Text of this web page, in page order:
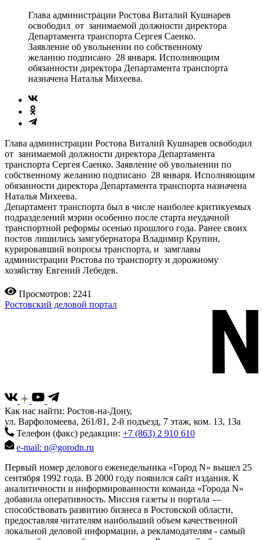
Глава администрации Ростова Виталий Кушнарев
освободил от занимаемой должности директора
Департамента транспорта Сергея Саенко.
Заявление об увольнении по собственному
желанию подписано 28 января. Исполняющим
обязанности директора Департамента транспорта
назначена Наталья Михеева.
Глава администрации Ростова Виталий Кушнарев освободил
от занимаемой должности директора Департамента
транспорта Сергея Саенко. Заявление об увольнении по
собственному желанию подписано 28 января. Исполняющим
обязанности директора Департамента транспорта назначена
Наталья Михеева.
Департамент транспорта был в числе наиболее критикуемых
подразделений мэрии особенно после старта неудачной
транспортной реформы осенью прошлого года. Ранее своих
постов лишились замгубернатора Владимир Крупин,
курировавший вопросы транспорта, и замглавы
администрации Ростова по транспорту и дорожному
хозяйству Евгений Лебедев.
Просмотров: 2241
Ростовский деловой портал
Как нас найти: Ростов-на-Дону,
ул. Варфоломеева, 261/81, 2-й подъезд, 7 этаж, ком. 13, 13а
Телефон (факс) редакции: +7 (863) 2 910 610
e-mail: n@gorodn.ru
Первый номер делового еженедельника «Город N» вышел 25
сентября 1992 года. В 2000 году появился сайт издания. К
аналитичности и информированности команда «Города N»
добавила оперативность. Миссия газеты и портала —
способствовать развитию бизнеса в Ростовской области,
предоставляя читателям наибольший объем качественной
локальной деловой информации, а рекламодателям - самый